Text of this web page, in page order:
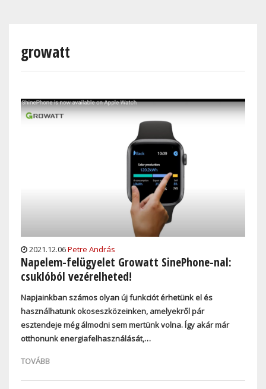
contentgrowatt
2021.12.06Petre András
Napelem-felügyelet Growatt SinePhone-nal:
csuklóból vezérelheted!
Napjainkban számos olyan új funkciót érhetünk el és
használhatunk okoseszközeinken, amelyekről pár
esztendeje még álmodni sem mertünk volna. Így akár már
otthonunk energiafelhasználását,…
TOVÁBB